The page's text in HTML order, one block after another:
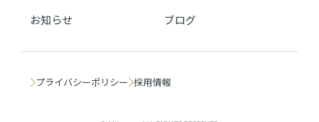
お知らせ ブログ
プライバシーポリシー 採用情報